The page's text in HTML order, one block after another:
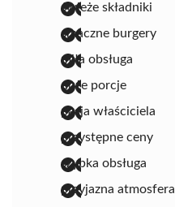
świeże składniki
smaczne burgery
miła obsługa
duże porcje
pasja właściciela
przystępne ceny
szybka obsługa
przyjazna atmosfera